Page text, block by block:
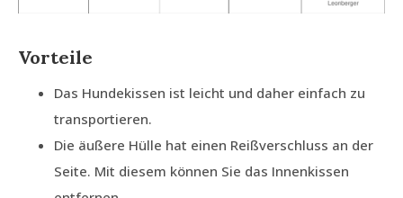
Vorteile
Das Hundekissen ist leicht und daher einfach zu
transportieren.
Die äußere Hülle hat einen Reißverschluss an der
Seite. Mit diesem können Sie das Innenkissen